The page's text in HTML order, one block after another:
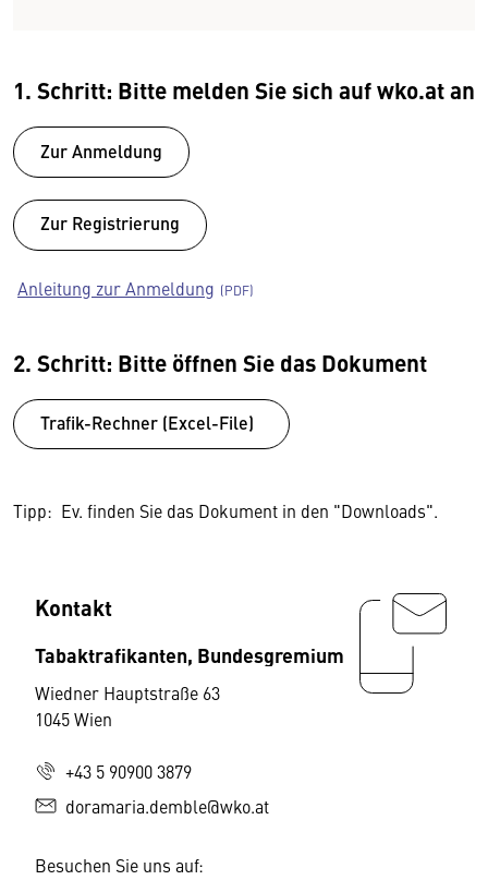
1. Schritt: Bitte melden Sie sich auf wko.at an
Zur Anmeldung
Zur Registrierung
Anleitung zur Anmeldung
2. Schritt: Bitte öffnen Sie das Dokument
Trafik-Rechner (Excel-File)
Tipp: Ev. finden Sie das Dokument in den "Downloads".
Kontakt
Tabaktrafikanten, Bundesgremium
Wiedner Hauptstraße 63
1045 Wien
+43 5 90900 3879
doramaria.demble@wko.at
Besuchen Sie uns auf: